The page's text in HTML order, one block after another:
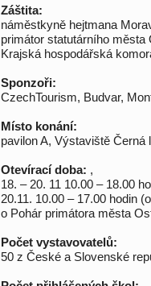
Záštita:
náměstkyně hejtmana
primátor statutárního města
Krajská hospodářská
Sponzoři:
CzechTourism, Budvar,
Místo konání:
pavilon A, Výstaviště Černá
Otevírací doba: ,
18. – 20. 11 10.00 – 18.00
20.11. 10.00 – 17.00 hodin
o Pohár primátora města
Počet vystavovatelů:
50 z České a Slovenské